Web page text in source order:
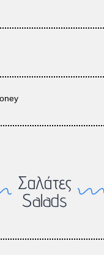
Σαλάτες
Salads